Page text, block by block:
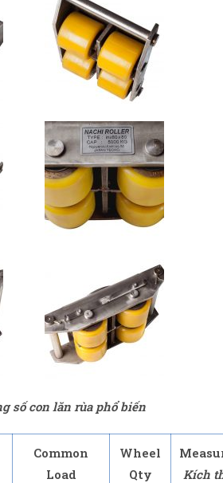
số con lăn rùa phổ biến
Common
Load
Wheel
Qty
Kích